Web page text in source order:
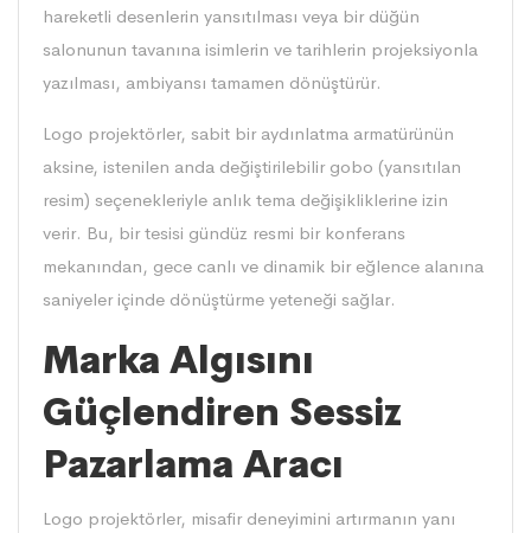
hareketli desenlerin yansıtılması veya bir düğün
salonunun tavanına isimlerin ve tarihlerin projeksiyonla
yazılması, ambiyansı tamamen dönüştürür.
Logo projektörler, sabit bir aydınlatma armatürünün
aksine, istenilen anda değiştirilebilir gobo (yansıtılan
resim) seçenekleriyle anlık tema değişikliklerine izin
verir. Bu, bir tesisi gündüz resmi bir konferans
mekanından, gece canlı ve dinamik bir eğlence alanına
saniyeler içinde dönüştürme yeteneği sağlar.
Marka Algısını
Güçlendiren Sessiz
Pazarlama Aracı
Logo projektörler, misafir deneyimini artırmanın yanı